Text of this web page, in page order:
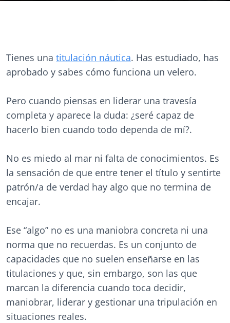
Tienes una titulación náutica. Has estudiado, has
aprobado y sabes cómo funciona un velero.
Pero cuando piensas en liderar una travesía
completa y aparece la duda: ¿seré capaz de
hacerlo bien cuando todo dependa de mí?.
No es miedo al mar ni falta de conocimientos. Es
la sensación de que entre tener el título y sentirte
patrón/a de verdad hay algo que no termina de
encajar.
Ese “algo” no es una maniobra concreta ni una
norma que no recuerdas. Es un conjunto de
capacidades que no suelen enseñarse en las
titulaciones y que, sin embargo, son las que
marcan la diferencia cuando toca decidir,
maniobrar, liderar y gestionar una tripulación en
situaciones reales.